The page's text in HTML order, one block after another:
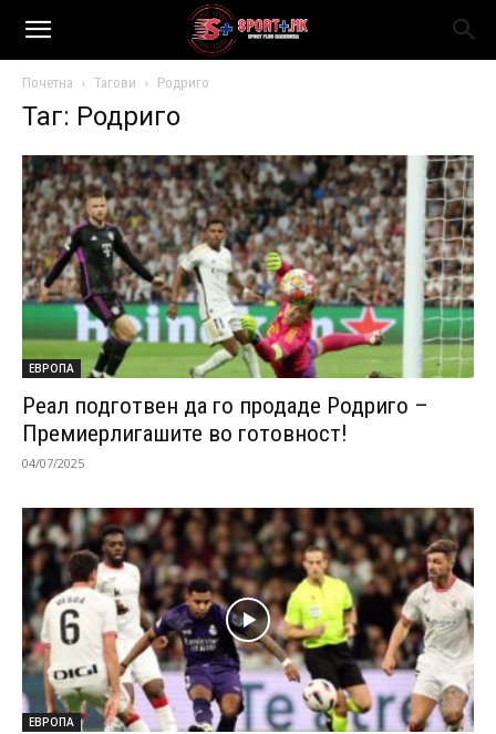
Почетна Тагови Родриго
Таг: Родриго
ЕВРОПА
Реал подготвен да го продаде Родриго –
Премиерлигашите во готовност!
04/07/2025
ЕВРОПА